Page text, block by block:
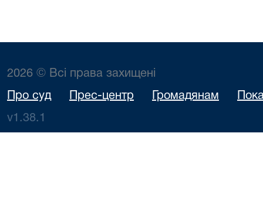
2026 © Всі права захищені
Про суд Прес-центр Громадянам
v1.38.1